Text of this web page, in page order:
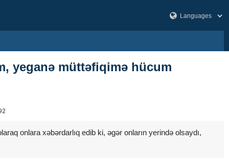
yeganə müttəfiqimə hücum
onlara xəbərdarlıq edib ki, əgər onların yerində olsaydı,